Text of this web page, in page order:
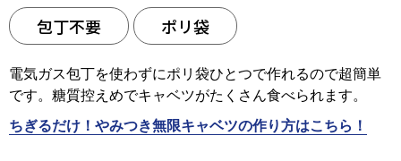
包丁不要 ポリ袋
電気ガス包丁を使わずにポリ袋ひとつで作れるので超簡単
です。糖質控えめでキャベツがたくさん食べられます。
ちぎるだけ！やみつき無限キャベツの作り方はこちら！